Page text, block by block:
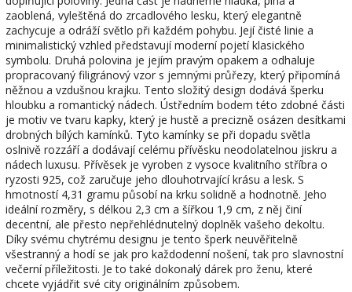
zaoblená, vyleštěná do zrcadlového lesku, který elegantně
zachycuje a odráží světlo při každém pohybu. Její čisté linie a
minimalistický vzhled představují moderní pojetí klasického
symbolu. Druhá polovina je jejím pravým opakem a odhaluje
propracovaný filigránový vzor s jemnými průřezy, který připomíná
něžnou a vzdušnou krajku. Tento složitý design dodává šperku
hloubku a romantický nádech. Ústředním bodem této zdobné části
je motiv ve tvaru kapky, který je hustě a precizně osázen desítkami
drobných bílých kamínků. Tyto kamínky se při dopadu světla
oslnivě rozzáří a dodávají celému přívěsku neodolatelnou jiskru a
nádech luxusu. Přívěsek je vyroben z vysoce kvalitního stříbra o
ryzosti 925, což zaručuje jeho dlouhotrvající krásu a lesk. S
hmotností 4,31 gramu působí na krku solidně a hodnotně. Jeho
ideální rozměry, s délkou 2,3 cm a šířkou 1,9 cm, z něj činí
decentní, ale přesto nepřehlédnutelný doplněk vašeho dekoltu.
Díky svému chytrému designu je tento šperk neuvěřitelně
všestranný a hodí se jak pro každodenní nošení, tak pro slavnostní
večerní příležitosti. Je to také dokonalý dárek pro ženu, které
chcete vyjádřit své city originálním způsobem.